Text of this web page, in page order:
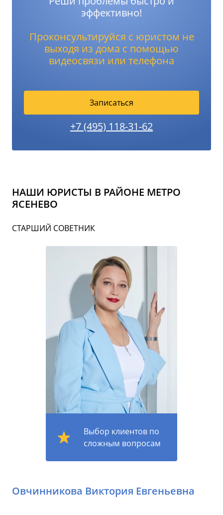
эффективно!
Проконсультируйся с юристом не
выходя из дома с помощью
видеосвязи или телефона
Записаться
+7 (495) 118-31-62
НАШИ ЮРИСТЫ В РАЙОНЕ МЕТРО
ЯСЕНЕВО
СТАРШИЙ СОВЕТНИК
Выбор клиентов по
сложным вопросам
Овчинникова Виктория Евгеньевна